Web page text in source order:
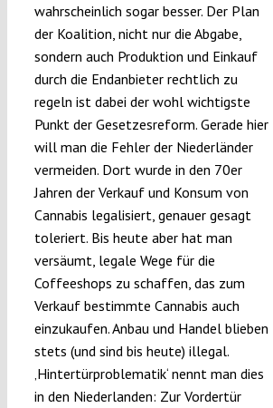
wahrscheinlich sogar besser. Der Plan
der Koalition, nicht nur die Abgabe,
sondern auch Produktion und Einkauf
durch die Endanbieter rechtlich zu
regeln ist dabei der wohl wichtigste
Punkt der Gesetzesreform. Gerade hier
will man die Fehler der Niederländer
vermeiden. Dort wurde in den 70er
Jahren der Verkauf und Konsum von
Cannabis legalisiert, genauer gesagt
toleriert. Bis heute aber hat man
versäumt, legale Wege für die
Coffeeshops zu schaffen, das zum
Verkauf bestimmte Cannabis auch
einzukaufen. Anbau und Handel blieben
stets (und sind bis heute) illegal.
‚Hintertürproblematik‘ nennt man dies
in den Niederlanden: Zur Vordertür